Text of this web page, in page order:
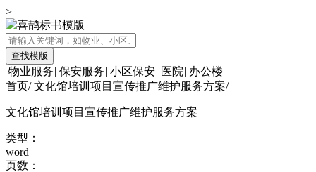
>
查找模版
物业服务| 保安服务| 小区保安| 医院| 办公楼
首页/ 文化馆培训项目宣传推广维护服务方案/
文化馆培训项目宣传推广维护服务方案
类型：
word
页数：